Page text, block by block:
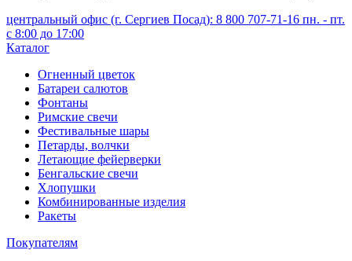
центральный офис (г. Сергиев Посад): 8 800 707-71-16 пн. - пт.
с 8:00 до 17:00
Каталог
Огненный цветок
Батареи салютов
Фонтаны
Римские свечи
Фестивальные шары
Петарды, волчки
Летающие фейерверки
Бенгальские свечи
Хлопушки
Комбинированные изделия
Ракеты
Покупателям